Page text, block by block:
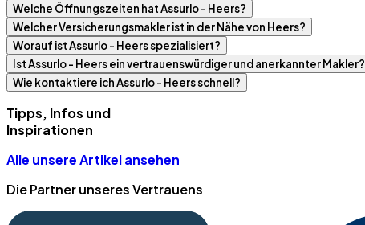
Welche Öffnungszeiten hat Assurlo - Heers?
Welcher Versicherungsmakler ist in der Nähe von Heers?
Worauf ist Assurlo - Heers spezialisiert?
Ist Assurlo - Heers ein vertrauenswürdiger und anerkannter Makler?
Wie kontaktiere ich Assurlo - Heers schnell?
Tipps, Infos und
Inspirationen
Alle unsere Artikel ansehen
Die Partner unseres Vertrauens